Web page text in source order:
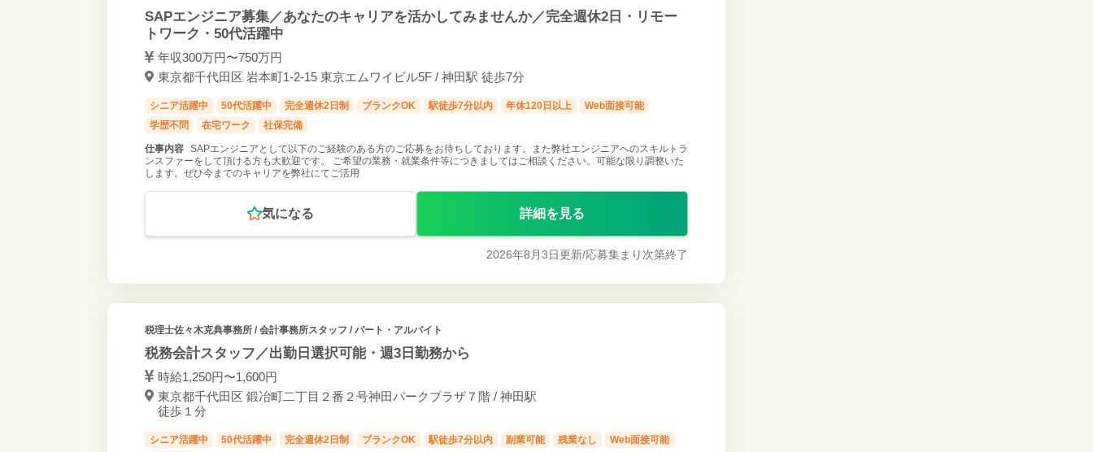
SAPエンジニア募集／あなたのキャリアを活かしてみませんか／完全週休2日・リモー
トワーク・50代活躍中
年収300万円〜750万円
東京都千代田区 岩本町1-2-15 東京エムワイビル5F / 神田駅 徒歩7分
シニア活躍中 50代活躍中 完全週休2日制 ブランクOK 駅徒歩7分以内 年休120日以上
Web面接可能
学歴不問
在宅ワーク 社保完備
仕事内容
SAPエンジニアとして以下のご経験のある方のご応募をお待ちしております。また弊社エンジニアへのスキルトラ
ンスファーをして頂ける方も大歓迎です。 ご希望の業務・就業条件等につきましてはご相談ください。可能な限り調整いた
します。ぜひ今までのキャリアを弊社にてご活用
気になる 詳細を見る
2026年8月3日更新/応募集まり次第終了
税理士佐々木克典事務所/ 会計事務所スタッフ / パート・アルバイト
税務会計スタッフ／出勤日選択可能・週3日勤務から
時給1,250円〜1,600円
東京都千代田区 鍛冶町二丁目２番２号神田パークプラザ７階 / 神田駅
徒歩１分
シニア活躍中 50代活躍中 完全週休2日制 ブランクOK 駅徒歩7分以内 副業可能 残業なし
Web面接可能